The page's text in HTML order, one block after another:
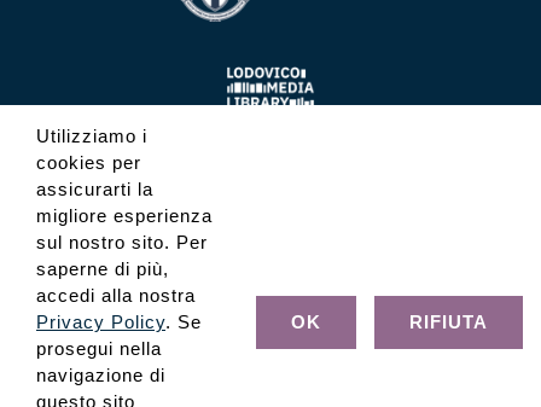
Utilizziamo i
cookies per
assicurarti la
migliore esperienza
sul nostro sito. Per
saperne di più,
accedi alla nostra
Privacy Policy. Se
prosegui nella
navigazione di
questo sito
OK RIFIUTA